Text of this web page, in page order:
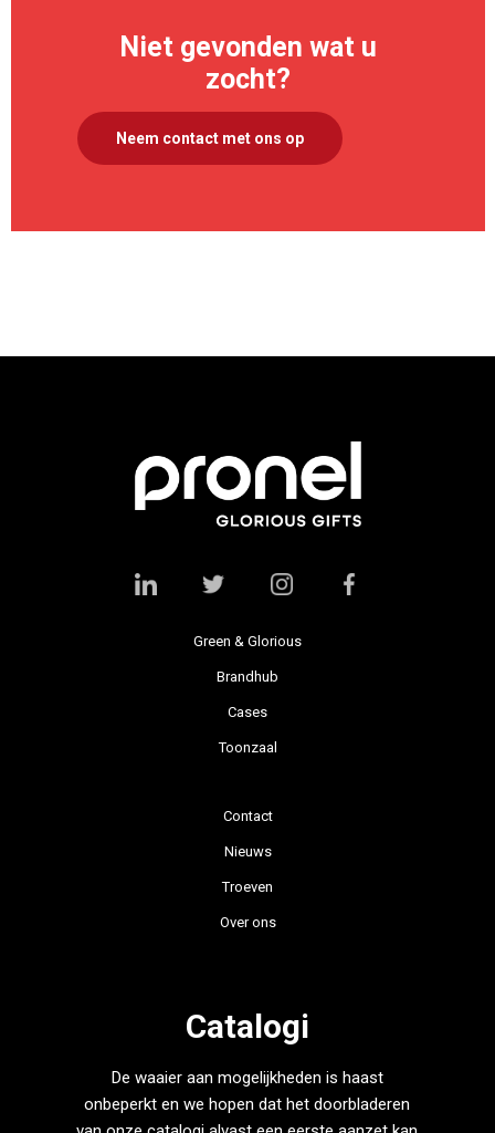
Niet gevonden wat u
zocht?
Neem contact met ons op
Green & Glorious
Brandhub
Cases
Toonzaal
Contact
Nieuws
Troeven
Over ons
Catalogi
De waaier aan mogelijkheden is haast
onbeperkt en we hopen dat het doorbladeren